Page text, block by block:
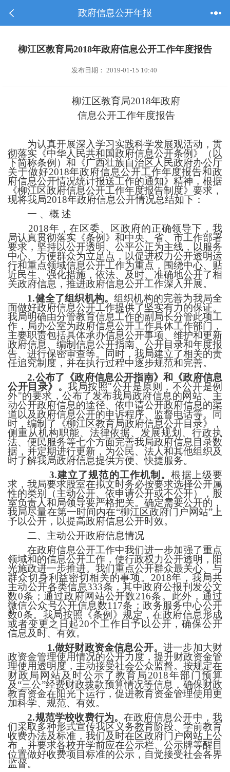
政府信息公开年报
柳江区教育局2018年政府信息公开工作年度报告
发布日期： 2019-01-15 10:40
柳江区教育局2018年政府
信息公开工作年度报告
为认真开展深入学习实践科学发展观活动，贯
彻落实《中华人民共和国政府信息公开条例》（以
下简称条例）和《广西壮族自治区人民政府办公厅
关于做好2018年政府信息公开工作年度报告和政
府信息公开情况统计报送工作的通知》精神，根据
《柳江 区政府信息公开工作年度报告制度》要求，
现将我局2018年政府信息公开情况总结如下：
一 、概 述
2018年，在 区委、 区政府的正确领导下，我
局认真贯彻落实《条例》和中央、省、市工作部署
要求，坚持以公开透明、公平公正为主线，以服务
中心、方便群众为立足点，以促进权力公开透明运
行和重点领域信息公开工作为重点，围绕中心、贴
近民生、强化措施，依法、及时、准确地公开了相
关政府信息，推进政府信息公开工作深入开展。
1.健全了组织机构。组织机构的完善为我局全
面做好政府信息公开工作提供了坚实有力的保证。
我局明确由分管教育信息工作的副局长分管此项工
作，局办公室为政府信息公开工作具体工作部门，
主要职责包括具体承办信息公开事项、维护和更新
政府信息、编制信息公开指南、公开目录和年度报
告、进行保密审查等。同时，我局建立了相关的责
任追究制度，并在执行过程中逐步规范和完善。
2.公布了《政府信息公开指南》和《政府信息
公开目录》。我局按照"公开是原则，不公开是例
外"的要求，公布了发布我局政府信息的网站、主
动公开政府信息的途径、依申请公开政府信息的渠
道以及政府信息公开的申诉程序、监督电话等。同
时，编制了《柳江 区教育局政府信息公开目录》，
侧重从机构职能、法律依据、发展规划、行政执
法、便民服务等七个方面完善我局政府信息目录数
据，并定期进行更新，为公民、法人和其他组织及
时了解我局政府信息提供方便、快捷服务。
3.建立了规范的工作机制。根据上级要
求，我局要求股室在拟文时务必按要求选择公开属
性的类别（主动公开、依申请公开或不公开）， 股
室负责人和局领导要严格把关。确定需要公开的，
我局尽量在第一时间内在“柳江区政府门户 网站”上
予以公开，以提高政府信息公开时效。
二、主动公开政府信息情况
在政府信息公开工作中我们进一步加强了重点
领域和的信息公开工作，使行政权力公开透明，阳
光施政进一步推进。我们重点公开群众最关心、与
群众切身利益密切相关的事项。 2018年，我局共
主动公开各类信息333条，其中政府公报刊发公文
数0条；通过政府网站公开数216条。此外，通过
微信公众号公开信息数117条；政务服务中心公开
数0条。我局按照《条例》规定，在政府信息形成
或者变更之日起20个工作日予以公开，确保公开
信息及时、有效。
1.做好财政资金信息公开。进一步加大财
政资金管理使用情况的公开力度，提升财政资金管
理使用透明度，主动接受社会公众监督。按规定在
财政局 网站及时公示了教育局2018年部门预算
及“三公”经费财政拨款预算情况等信息，确保财政
教育资金在阳光下运行，促进教育资金管理使用更
加科学、规范、有效。
2.规范学校收费行为。在政府信息公开中，我
们采取多种形式宣传我区 义务教育阶段、学前教育
收费办法及标准，我们及时在 区政府门户网站 上公
布，并要求各校开学前应在公示栏、公示牌等醒目
位置做好收费项目标准的公示，自觉接受社会各界
监督。